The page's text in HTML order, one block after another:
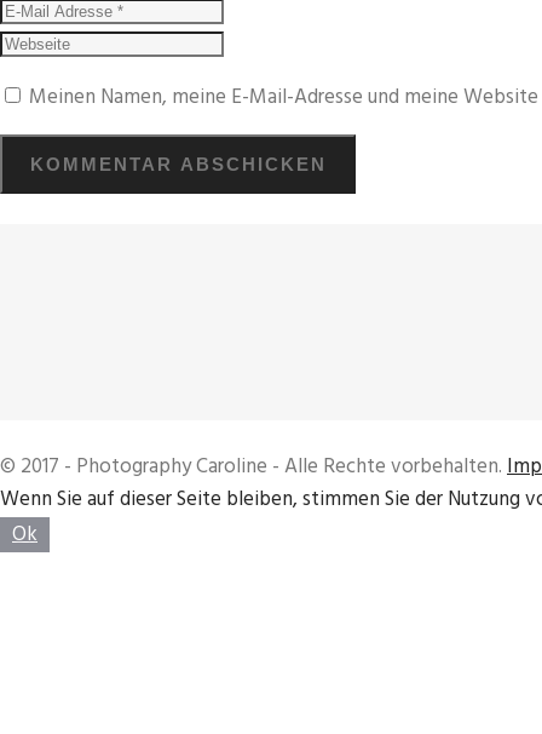
Meinen Namen, meine E-Mail-Adresse und meine
© 2017 - Photography Caroline - Alle Rechte vorbehalten.
Wenn Sie auf dieser Seite bleiben, stimmen Sie der Nutzung
Ok